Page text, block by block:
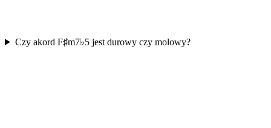
Czy akord F♯m7♭5 jest durowy czy molowy?